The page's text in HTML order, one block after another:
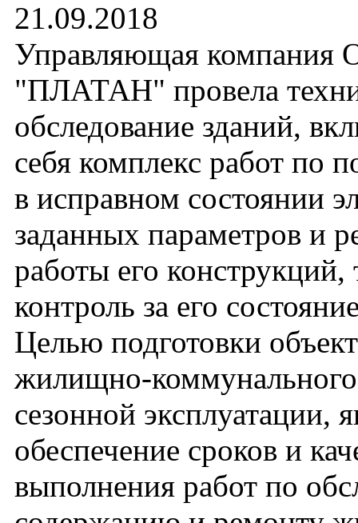
21.09.2018
Управляющая компания
"ПЛАТАН" провела
обследование зданий,
себя комплекс работ по
в исправном состоянии
заданных параметров и
работы его конструкций,
контроль за его
Целью подготовки
жилищно-коммунального
сезонной эксплуатации,
обеспечение сроков и
выполнения работ по